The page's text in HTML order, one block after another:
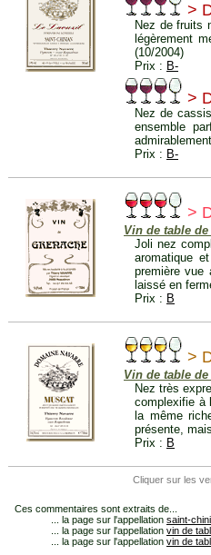
>
Nez de fruits
légèrement
(10/2004)
Prix : B-
>
Nez de
ensemble
Prix : B-
>
Vin de table
Joli nez
aromatique
première vue
laissé en
Prix : B
>
Vin de table
Nez très
complexifie à
la même
présente,
Prix : B
Cliquer sur les
Ces commentaires sont extraits de...
... la page sur l'appellation saint-
... la page sur l'appellation vin de
... la page sur l'appellation vin de